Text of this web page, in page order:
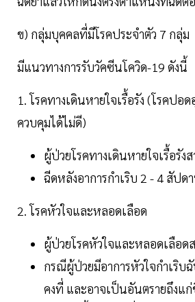
ข) กลุ่มบุคคลที่มีโรคประจำตัว 7 กลุ่ม
มีแนวทางการรับวัคซีนโควิด-19 ดังนี้
1. โรคทางเดินหายใจเรื้อรัง (โรคป
ควบคุมได้ไม่ดี)
ผู้ป่วยโรคทางเดินหายใจเรื้อรัง
ฉีดหลังอาการกำเริบ 2 - 4 สัปด
2. โรคหัวใจและหลอดเลือด
ผู้ป่วยโรคหัวใจและหลอดเลือด
กรณีผู้ป่วยมีอาการหัวใจกำเริบ
คงที่ และอาจเป็นอันตรายถึงแ